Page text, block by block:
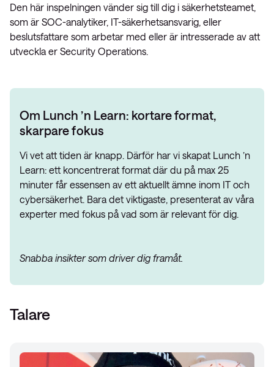
Den här inspelningen vänder sig till dig i säkerhetsteamet,
som är SOC-analytiker, IT-säkerhetsansvarig, eller
beslutsfattare som arbetar med eller är intresserade av att
utveckla er Security Operations.
Om Lunch ’n Learn: kortare format,
skarpare fokus
Vi vet att tiden är knapp. Därför har vi skapat Lunch ’n
Learn: ett koncentrerat format där du på max 25
minuter får essensen av ett aktuellt ämne inom IT och
cybersäkerhet. Bara det viktigaste, presenterat av våra
experter med fokus på vad som är relevant för dig.
Snabba insikter som driver dig framåt.
Talare